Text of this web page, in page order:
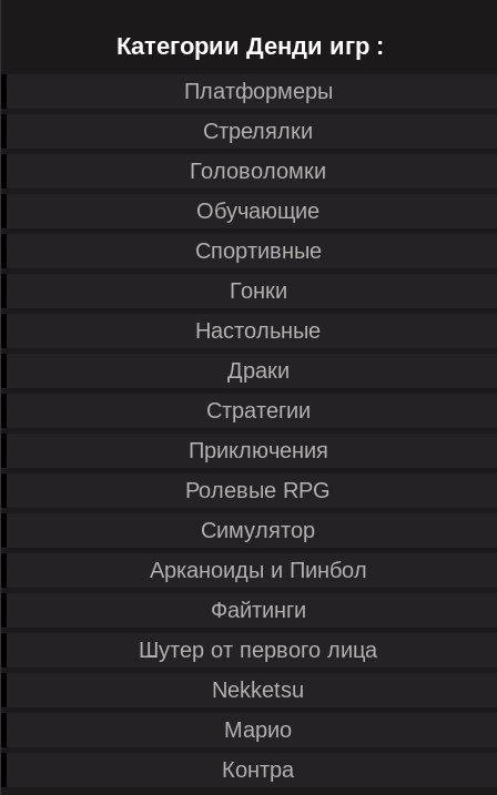
Категории Денди игр :
Платформеры
Стрелялки
Головоломки
Обучающие
Спортивные
Гонки
Настольные
Драки
Стратегии
Приключения
Ролевые RPG
Симулятор
Арканоиды и Пинбол
Файтинги
Шутер от первого лица
Nekketsu
Марио
Контра